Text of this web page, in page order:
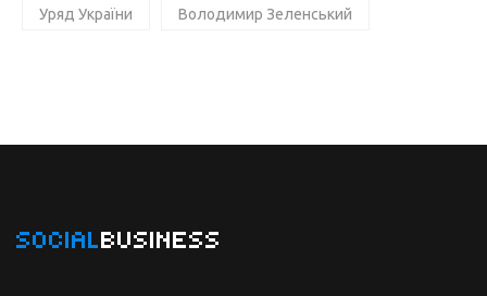
Уряд України Володимир Зеленський
SOCIALBUSINESS